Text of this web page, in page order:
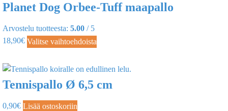
Planet Dog Orbee-Tuff maapallo
Arvostelu tuotteesta: 5.00 / 5
18,90€ Valitse vaihtoehdoista
Tennispallo Ø 6,5 cm
0,90€ Lisää ostoskoriin